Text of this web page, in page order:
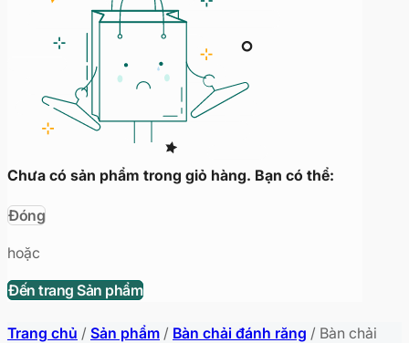
Chưa có sản phẩm trong giỏ hàng. Bạn có thể:
Đóng
hoặc
Đến trang Sản phẩm
Trang chủ / Sản phẩm / Bàn chải đánh răng / Bàn chải